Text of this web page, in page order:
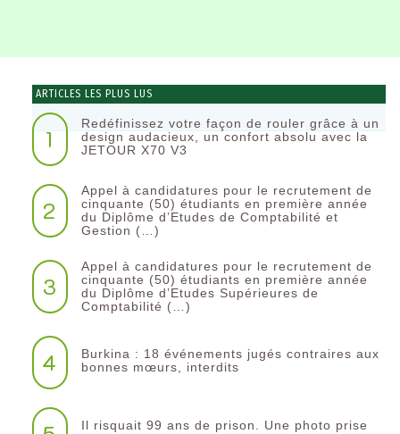
ARTICLES LES PLUS LUS
1
Redéfinissez votre façon de rouler grâce à un
design audacieux, un confort absolu avec la
JETOUR X70 V3
2
Appel à candidatures pour le recrutement de
cinquante (50) étudiants en première année
du Diplôme d’Etudes de Comptabilité et
Gestion (…)
3
Appel à candidatures pour le recrutement de
cinquante (50) étudiants en première année
du Diplôme d’Etudes Supérieures de
Comptabilité (…)
4
Burkina : 18 événements jugés contraires aux
bonnes mœurs, interdits
Il risquait 99 ans de prison. Une photo prise